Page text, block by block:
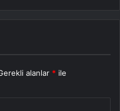
alanlar * ile